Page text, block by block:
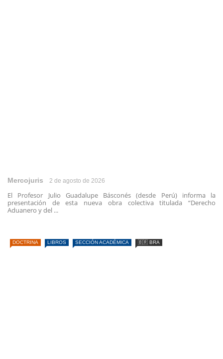
Mercojuris 2 de agosto de 2026
El Profesor Julio Guadalupe Básconés (desde Perú) informa la
presentación de esta nueva obra colectiva titulada “Derecho
Aduanero y del ...
DOCTRINA LIBROS SECCIÓN ACADÉMICA 🇧🇷 BRA